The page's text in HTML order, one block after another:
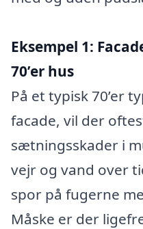
Eksempel 1:
70’er hus
På et typisk 70’er
facade, vil der
sætningsskader i
vejr og vand over
spor på fugerne
Måske er der